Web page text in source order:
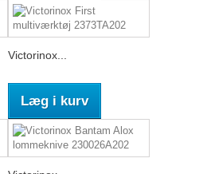
Victorinox...
Læg i kurv